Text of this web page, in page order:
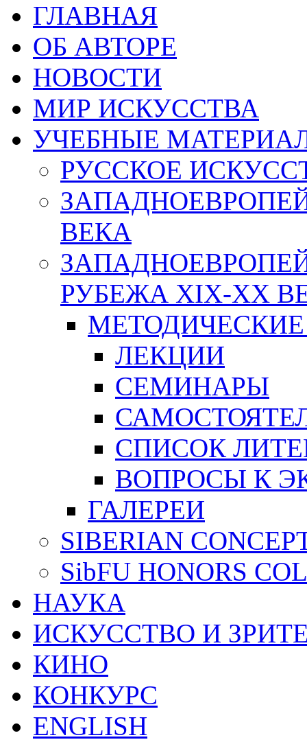
ГЛАВНАЯ
ОБ АВТОРЕ
НОВОСТИ
МИР ИСКУССТВА
УЧЕБНЫЕ
РУССКОЕ
ВЕКА
РУБЕЖА XIX-XX
ЛЕКЦИИ
СЕМИНАРЫ
СПИСОК
ВОПРОСЫ К
ГАЛЕРЕИ
SIBERIAN
SibFU HONORS
НАУКА
ИСКУССТВО И
КИНО
КОНКУРС
ENGLISH